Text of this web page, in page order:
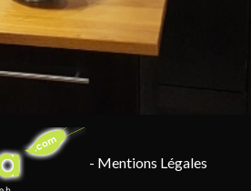
- Mentions Légales